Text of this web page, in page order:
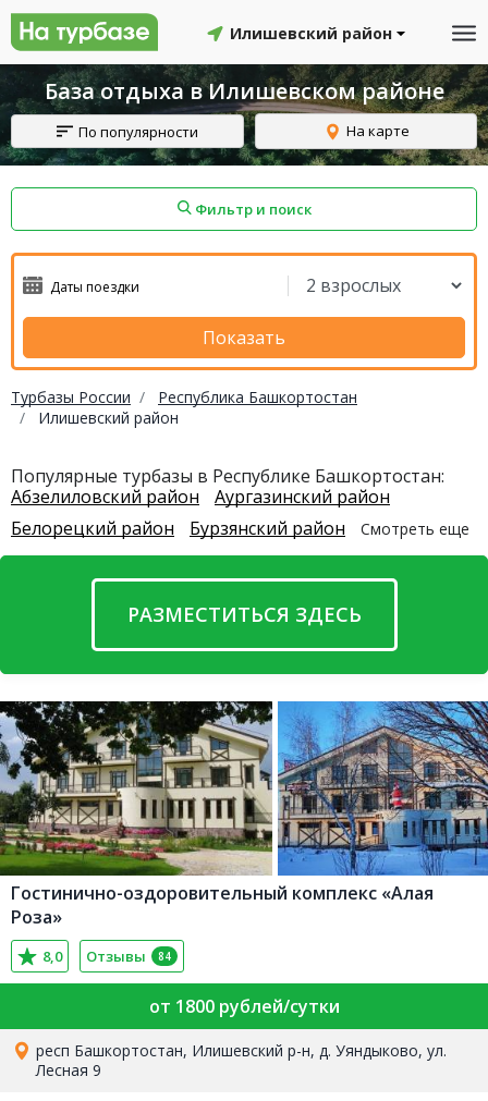
Илишевский район
База отдыха в Илишевском районе
По популярности На карте
Фильтр и поиск
Показать
Турбазы России
Республика Башкортостан
Илишевский район
Популярные турбазы в Республике Башкортостан:
Абзелиловский район
Аургазинский район
Белорецкий район
Бурзянский район Смотреть еще
РАЗМЕСТИТЬСЯ ЗДЕСЬ
Гостинично-оздоровительный комплекс «Алая
Роза»
8,0 Отзывы 84
от 1800 рублей/сутки
респ Башкортостан, Илишевский р-н, д. Уяндыково, ул.
Лесная 9
Смоленский район Топчихинский район
Северодвинск Устьянский район